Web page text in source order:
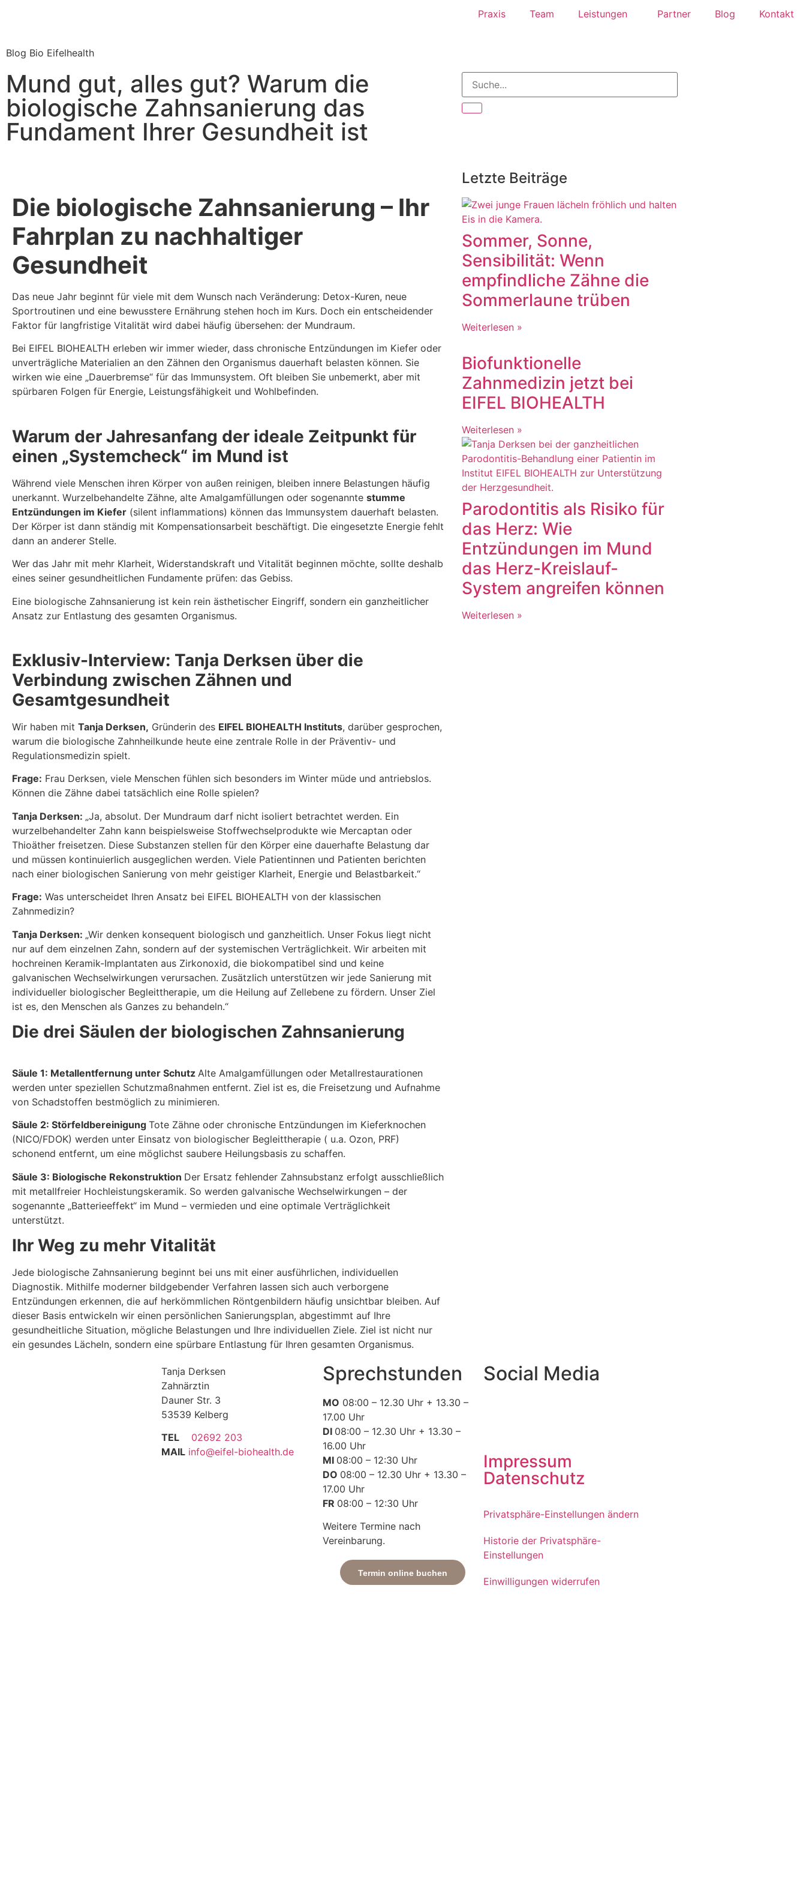
Praxis Team Leistungen Partner Blog Kontakt
Blog Bio Eifelhealth
Mund gut, alles gut? Warum die
biologische Zahnsanierung das
Fundament Ihrer Gesundheit ist
Die biologische Zahnsanierung – Ihr
Fahrplan zu nachhaltiger
Gesundheit
Das neue Jahr beginnt für viele mit dem Wunsch nach Veränderung: Detox-Kuren, neue
Sportroutinen und eine bewusstere Ernährung stehen hoch im Kurs. Doch ein entscheidender
Faktor für langfristige Vitalität wird dabei häufig übersehen: der Mundraum.
Bei EIFEL BIOHEALTH erleben wir immer wieder, dass chronische Entzündungen im Kiefer oder
unverträgliche Materialien an den Zähnen den Organismus dauerhaft belasten können. Sie
wirken wie eine „Dauerbremse“ für das Immunsystem. Oft bleiben Sie unbemerkt, aber mit
spürbaren Folgen für Energie, Leistungsfähigkeit und Wohlbefinden.
Warum der Jahresanfang der ideale Zeitpunkt für
einen „Systemcheck“ im Mund ist
Während viele Menschen ihren Körper von außen reinigen, bleiben innere Belastungen häufig
unerkannt. Wurzelbehandelte Zähne, alte Amalgamfüllungen oder sogenannte stumme
Entzündungen im Kiefer (silent inflammations) können das Immunsystem dauerhaft belasten.
Der Körper ist dann ständig mit Kompensationsarbeit beschäftigt. Die eingesetzte Energie fehlt
dann an anderer Stelle.
Wer das Jahr mit mehr Klarheit, Widerstandskraft und Vitalität beginnen möchte, sollte deshalb
eines seiner gesundheitlichen Fundamente prüfen: das Gebiss.
Eine biologische Zahnsanierung ist kein rein ästhetischer Eingriff, sondern ein ganzheitlicher
Ansatz zur Entlastung des gesamten Organismus.
Exklusiv-Interview: Tanja Derksen über die
Verbindung zwischen Zähnen und
Gesamtgesundheit
Wir haben mit Tanja Derksen, Gründerin des EIFEL BIOHEALTH Instituts, darüber gesprochen,
warum die biologische Zahnheilkunde heute eine zentrale Rolle in der Präventiv- und
Regulationsmedizin spielt.
Frage: Frau Derksen, viele Menschen fühlen sich besonders im Winter müde und antriebslos.
Können die Zähne dabei tatsächlich eine Rolle spielen?
Tanja Derksen: „Ja, absolut. Der Mundraum darf nicht isoliert betrachtet werden. Ein
wurzelbehandelter Zahn kann beispielsweise Stoffwechselprodukte wie Mercaptan oder
Thioäther freisetzen. Diese Substanzen stellen für den Körper eine dauerhafte Belastung dar
und müssen kontinuierlich ausgeglichen werden. Viele Patientinnen und Patienten berichten
nach einer biologischen Sanierung von mehr geistiger Klarheit, Energie und Belastbarkeit.“
Frage: Was unterscheidet Ihren Ansatz bei EIFEL BIOHEALTH von der klassischen
Zahnmedizin?
Tanja Derksen: „Wir denken konsequent biologisch und ganzheitlich. Unser Fokus liegt nicht
nur auf dem einzelnen Zahn, sondern auf der systemischen Verträglichkeit. Wir arbeiten mit
hochreinen Keramik-Implantaten aus Zirkonoxid, die biokompatibel sind und keine
galvanischen Wechselwirkungen verursachen. Zusätzlich unterstützen wir jede Sanierung mit
individueller biologischer Begleittherapie, um die Heilung auf Zellebene zu fördern. Unser Ziel
ist es, den Menschen als Ganzes zu behandeln.“
Die drei Säulen der biologischen Zahnsanierung
Säule 1: Metallentfernung unter Schutz Alte Amalgamfüllungen oder Metallrestaurationen
werden unter speziellen Schutzmaßnahmen entfernt. Ziel ist es, die Freisetzung und Aufnahme
von Schadstoffen bestmöglich zu minimieren.
Säule 2: Störfeldbereinigung Tote Zähne oder chronische Entzündungen im Kieferknochen
(NICO/FDOK) werden unter Einsatz von biologischer Begleittherapie ( u.a. Ozon, PRF)
schonend entfernt, um eine möglichst saubere Heilungsbasis zu schaffen.
Säule 3: Biologische Rekonstruktion Der Ersatz fehlender Zahnsubstanz erfolgt ausschließlich
mit metallfreier Hochleistungskeramik. So werden galvanische Wechselwirkungen – der
sogenannte „Batterieeffekt“ im Mund – vermieden und eine optimale Verträglichkeit
unterstützt.
Ihr Weg zu mehr Vitalität
Jede biologische Zahnsanierung beginnt bei uns mit einer ausführlichen, individuellen
Diagnostik. Mithilfe moderner bildgebender Verfahren lassen sich auch verborgene
Entzündungen erkennen, die auf herkömmlichen Röntgenbildern häufig unsichtbar bleiben. Auf
dieser Basis entwickeln wir einen persönlichen Sanierungsplan, abgestimmt auf Ihre
gesundheitliche Situation, mögliche Belastungen und Ihre individuellen Ziele. Ziel ist nicht nur
ein gesundes Lächeln, sondern eine spürbare Entlastung für Ihren gesamten Organismus.
Letzte Beiträge
Sommer, Sonne,
Sensibilität: Wenn
empfindliche Zähne die
Sommerlaune trüben
Weiterlesen »
Biofunktionelle
Zahnmedizin jetzt bei
EIFEL BIOHEALTH
Weiterlesen »
Parodontitis als Risiko für
das Herz: Wie
Entzündungen im Mund
das Herz-Kreislauf-
System angreifen können
Weiterlesen »
Tanja Derksen
Zahnärztin
Dauner Str. 3
53539 Kelberg
TEL
02692 203
MAIL info@eifel-biohealth.de
Sprechstunden
MO 08:00 – 12.30 Uhr + 13.30 –
17.00 Uhr
DI 08:00 – 12.30 Uhr + 13.30 –
16.00 Uhr
MI 08:00 – 12:30 Uhr
DO 08:00 – 12.30 Uhr + 13.30 –
17.00 Uhr
FR 08:00 – 12:30 Uhr
Weitere Termine nach
Vereinbarung.
Termin online buchen
Social Media
Impressum
Datenschutz
Privatsphäre-Einstellungen ändern
Historie der Privatsphäre-
Einstellungen
Einwilligungen widerrufen